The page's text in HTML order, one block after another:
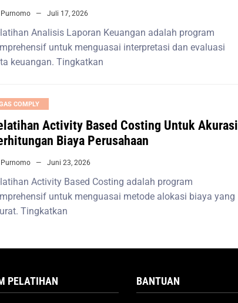
Purnomo Juli 17, 2026
Analisis Laporan Keuangan adalah program
untuk menguasai interpretasi dan evaluasi
keuangan. Tingkatkan
COMPLY
Activity Based Costing Untuk Akurasi
Biaya Perusahaan
Purnomo Juni 23, 2026
Activity Based Costing adalah program
untuk menguasai metode alokasi biaya yang
Tingkatkan
PELATIHAN BANTUAN